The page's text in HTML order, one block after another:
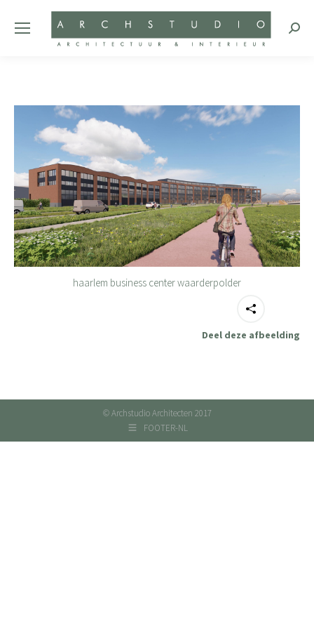
haarlem business center waarderpolder
Deel deze afbeelding
© Archstudio Architecten 2017
FOOTER-NL